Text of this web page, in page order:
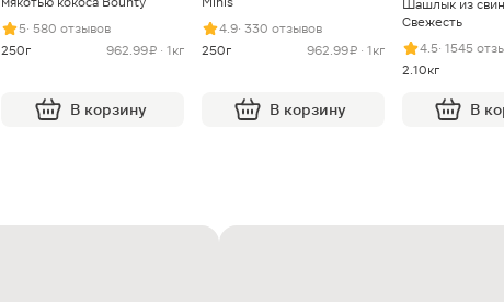
5· 580 отзывов
250г
962.99 ₽ · 1кг
В корзину
4.9· 330 отзывов
250г
962.99 ₽ · 1кг
В корзину
Шашлык из
Свежесть
4.5· 1545
2.10кг
В